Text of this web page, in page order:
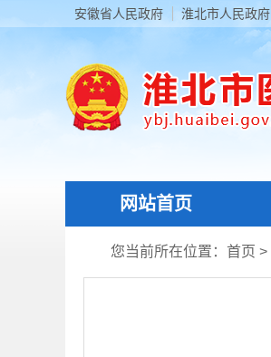
安徽省人民政府 淮北市人民政府
网站首页
您当前所在位置： 首页 >